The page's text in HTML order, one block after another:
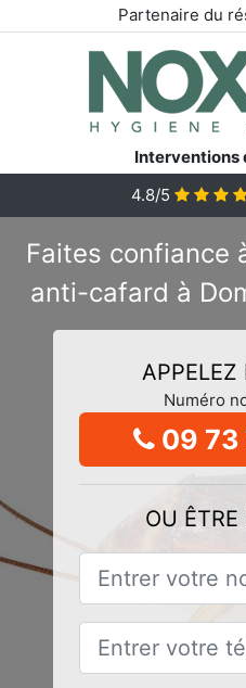
Partenaire du
Interventions
4.8/5
Faites confiance
anti-cafard à
APPELEZ
Numéro
09 73
OU ÊTRE